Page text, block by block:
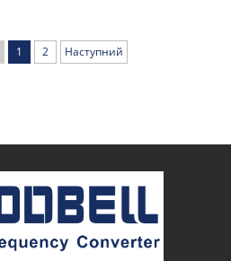
1 2 Наступний